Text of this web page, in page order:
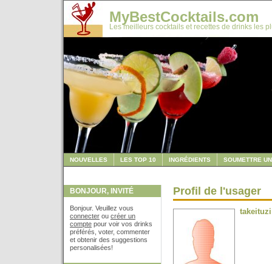
MyBestCocktails.com
Les meilleurs cocktails et recettes de drinks les
NOUVELLES LES TOP 10 INGRÉDIENTS SOUMETTRE
BONJOUR, INVITÉ
Bonjour. Veuillez vous
connecter ou créer un
compte pour voir vos drinks
préférés, voter, commenter
et obtenir des suggestions
personalisées!
Profil de l'usager
takeituzi